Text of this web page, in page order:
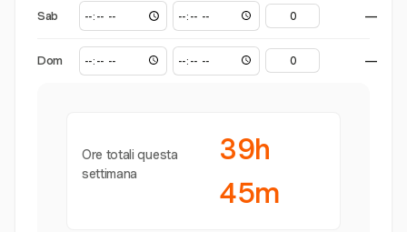
Sab —
Dom —
Ore totali questa
settimana
39h
45m